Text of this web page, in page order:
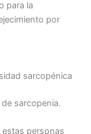
para la
por
sarcopénica
sarcopenia.
personas